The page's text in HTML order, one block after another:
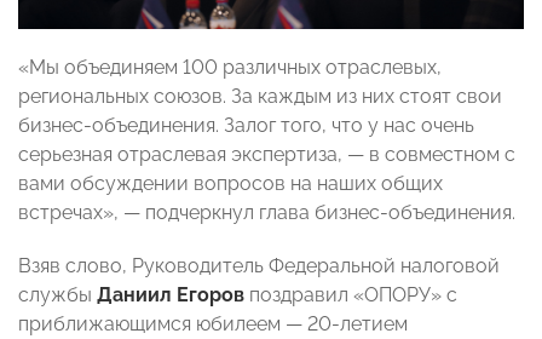
«Мы объединяем 100 различных отраслевых,
региональных союзов. За каждым из них стоят свои
бизнес-объединения. Залог того, что у нас очень
серьезная отраслевая экспертиза, — в совместном с
вами обсуждении вопросов на наших общих
встречах», — подчеркнул глава бизнес-объединения.
Взяв слово, Руководитель Федеральной налоговой
службы Даниил Егоров поздравил «ОПОРУ» с
приближающимся юбилеем — 20-летием